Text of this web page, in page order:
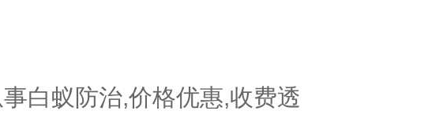
白蚁防治,价格优惠,收费透